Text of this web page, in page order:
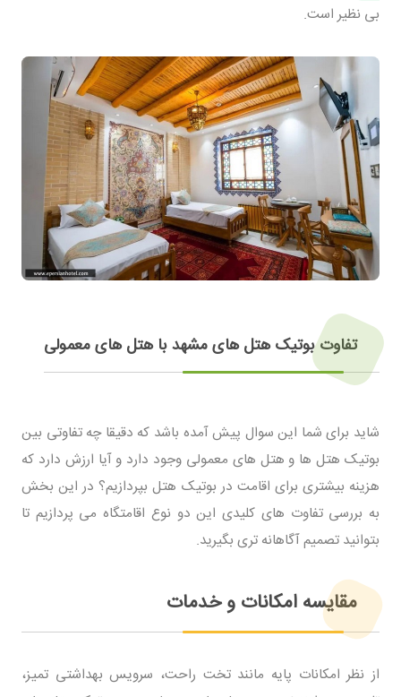
بی نظیر است.
تفاوت بوتیک هتل های مشهد با هتل های معمولی
شاید برای شما این سوال پیش آمده باشد که دقیقا چه تفاوتی بین
بوتیک هتل ها و هتل های معمولی وجود دارد و آیا ارزش دارد که
هزینه بیشتری برای اقامت در بوتیک هتل بپردازیم؟ در این بخش
به بررسی تفاوت های کلیدی این دو نوع اقامتگاه می پردازیم تا
بتوانید تصمیم آگاهانه تری بگیرید.
مقایسه امکانات و خدمات
از نظر امکانات پایه مانند تخت راحت، سرویس بهداشتی تمیز،